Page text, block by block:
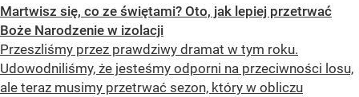
Martwisz się, co ze świętami? Oto, jak lepiej przetrwać
Boże Narodzenie w izolacji
Przeszliśmy przez prawdziwy dramat w tym roku.
Udowodniliśmy, że jesteśmy odporni na przeciwności losu,
ale teraz musimy przetrwać sezon, który w obliczu